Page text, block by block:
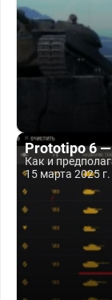
Prototipo 6
Как и
15 марта 2025 г.